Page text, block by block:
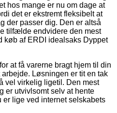
hos mange er nu om dage at
det er ekstremt fleksibelt at
der passer dig. Den er altså
tilfælde endvidere den mest
køb af ERDI idealsaks Dyppet
at få varerne bragt hjem til din
Løsningen er tit en tak
vel virkelig ligetil. Den mest
er utvivlsomt selv at hente
lige ved internet selskabets